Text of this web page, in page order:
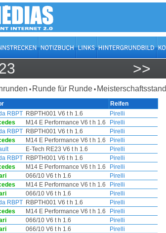
>>
• Runde für Runde • Meisterschaftsstand
Reifen
RBPT RBPTH001 V6 t h 1.6
Pirelli
M14 E Performance V6 t h 1.6
Pirelli
RBPT RBPTH001 V6 t h 1.6
Pirelli
M14 E Performance V6 t h 1.6
Pirelli
E-Tech RE23 V6 t h 1.6
Pirelli
RBPT RBPTH001 V6 t h 1.6
Pirelli
M14 E Performance V6 t h 1.6
Pirelli
066/10 V6 t h 1.6
Pirelli
M14 E Performance V6 t h 1.6
Pirelli
066/10 V6 t h 1.6
Pirelli
RBPT RBPTH001 V6 t h 1.6
Pirelli
M14 E Performance V6 t h 1.6
Pirelli
066/10 V6 t h 1.6
Pirelli
066/10 V6 t h 1.6
Pirelli